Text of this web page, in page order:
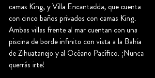
camas King, y Villa Encantadda, que cuenta
con cinco baños privados con camas King.
Ambas villas frente al mar cuentan con una
piscina de borde infinito con vista a la Bahía
de Zihuatanejo y al Océano Pacífico. ¡Nunca
querrás irte!